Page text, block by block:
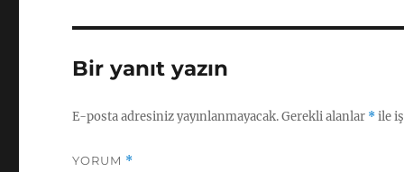
Bir yanıt yazın
E-posta adresiniz yayınlanmayacak.Gerekli alanlar *ile
YORUM *